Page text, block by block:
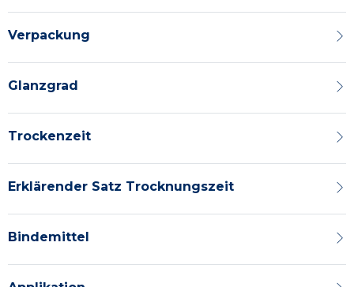
Verpackung
Glanzgrad
Trockenzeit
Erklärender Satz Trocknungszeit
Bindemittel